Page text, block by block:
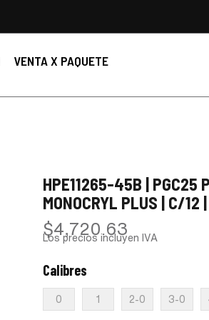
VENTA X PAQUETE
HPE11265-45B | PGC25
MONOCRYL PLUS | C/
$4,720.63
Los precios incluyen IVA
Calibres
0 1 2-0 3-0